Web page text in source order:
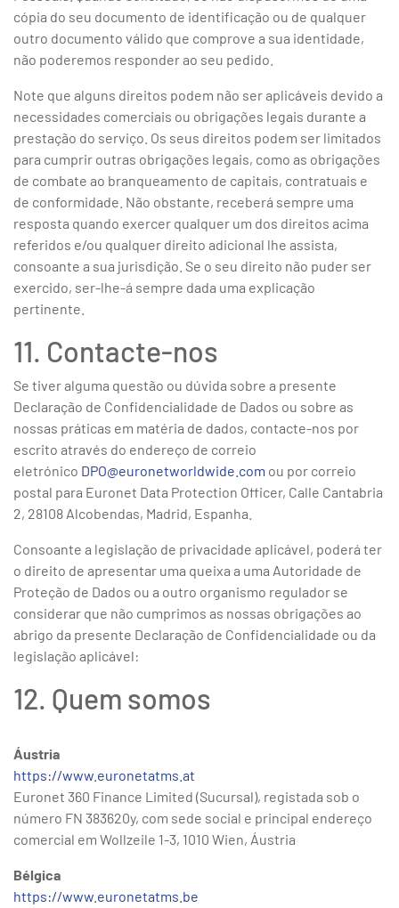
cópia do seu documento de identificação ou de qualquer
outro documento válido que comprove a sua identidade,
não poderemos responder ao seu pedido.
Note que alguns direitos podem não ser aplicáveis devido a
necessidades comerciais ou obrigações legais durante a
prestação do serviço. Os seus direitos podem ser limitados
para cumprir outras obrigações legais, como as obrigações
de combate ao branqueamento de capitais, contratuais e
de conformidade. Não obstante, receberá sempre uma
resposta quando exercer qualquer um dos direitos acima
referidos e/ou qualquer direito adicional lhe assista,
consoante a sua jurisdição. Se o seu direito não puder ser
exercido, ser-lhe-á sempre dada uma explicação
pertinente.
11. Contacte-nos
Se tiver alguma questão ou dúvida sobre a presente
Declaração de Confidencialidade de Dados ou sobre as
nossas práticas em matéria de dados, contacte-nos por
escrito através do endereço de correio
eletrónico DPO@euronetworldwide.com ou por correio
postal para Euronet Data Protection Officer, Calle Cantabria
2, 28108 Alcobendas, Madrid, Espanha.
Consoante a legislação de privacidade aplicável, poderá ter
o direito de apresentar uma queixa a uma Autoridade de
Proteção de Dados ou a outro organismo regulador se
considerar que não cumprimos as nossas obrigações ao
abrigo da presente Declaração de Confidencialidade ou da
legislação aplicável:
12. Quem somos
Áustria
https://www.euronetatms.at
Euronet 360 Finance Limited (Sucursal), registada sob o
número FN 383620y, com sede social e principal endereço
comercial em Wollzeile 1-3, 1010 Wien, Áustria
Bélgica
https://www.euronetatms.be